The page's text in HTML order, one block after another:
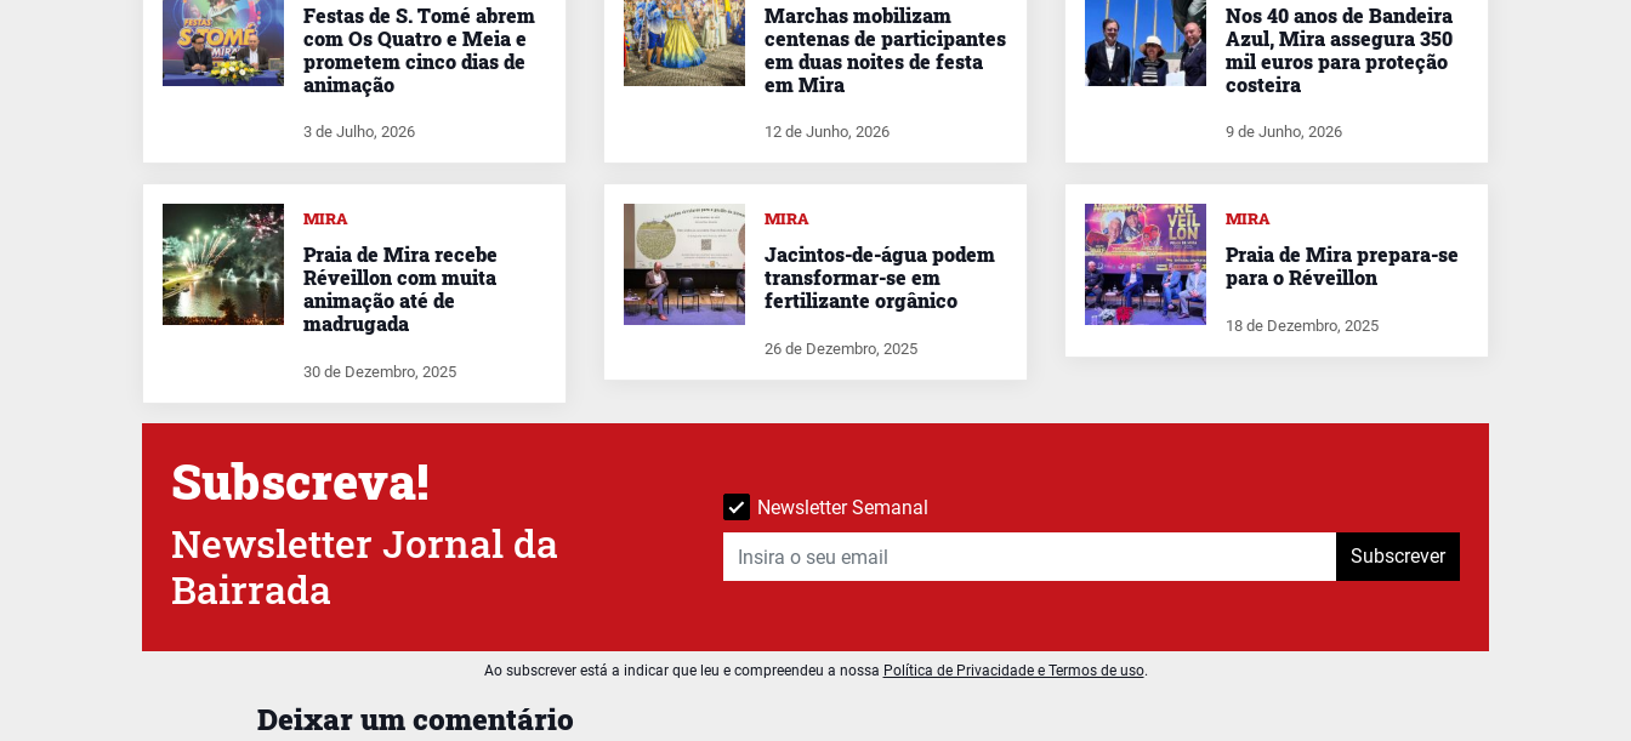
Deixar um comentário
Festas de S. Tomé abrem
com Os Quatro e Meia e
prometem cinco dias de
animação
3 de Julho, 2026
Marchas mobilizam
centenas de participantes
em duas noites de festa
em Mira
12 de Junho, 2026
Nos 40 anos de Bandeira
Azul, Mira assegura 350
mil euros para proteção
costeira
9 de Junho, 2026
MIRA
Praia de Mira recebe
Réveillon com muita
animação até de
madrugada
30 de Dezembro, 2025
MIRA
Jacintos-de-água podem
transformar-se em
fertilizante orgânico
26 de Dezembro, 2025
MIRA
Praia de Mira prepara-se
para o Réveillon
18 de Dezembro, 2025
Subscreva!
Newsletter Jornal da
Bairrada
Newsletter Semanal
Subscrever
Ao subscrever está a indicar que leu e compreendeu a nossa Política de Privacidade e Termos de uso.